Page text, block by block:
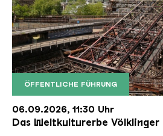
ÖFFENTLICHE FÜHRUNG
Der Erzschrägaufzug der
Copyright: Weltkulturerbe
06.09.2026, 11:30 Uhr
Das Weltkulturerbe Völklinger